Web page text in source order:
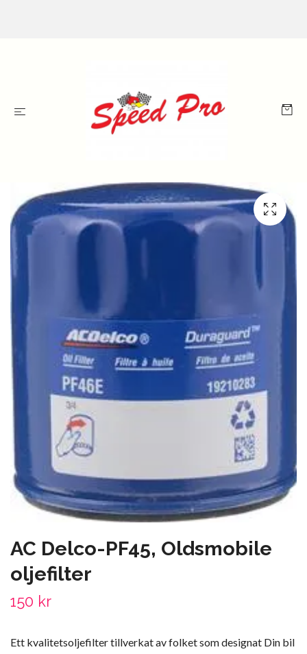
AC Delco-PF45, Oldsmobile
oljefilter
150 kr
Ett kvalitetsoljefilter tillverkat av folket som designat Din bil